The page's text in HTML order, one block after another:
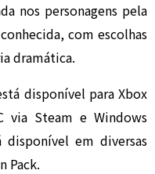
nos personagens pela
com escolhas
dramática.
disponível para Xbox
via Steam e Windows
em diversas
Pack.